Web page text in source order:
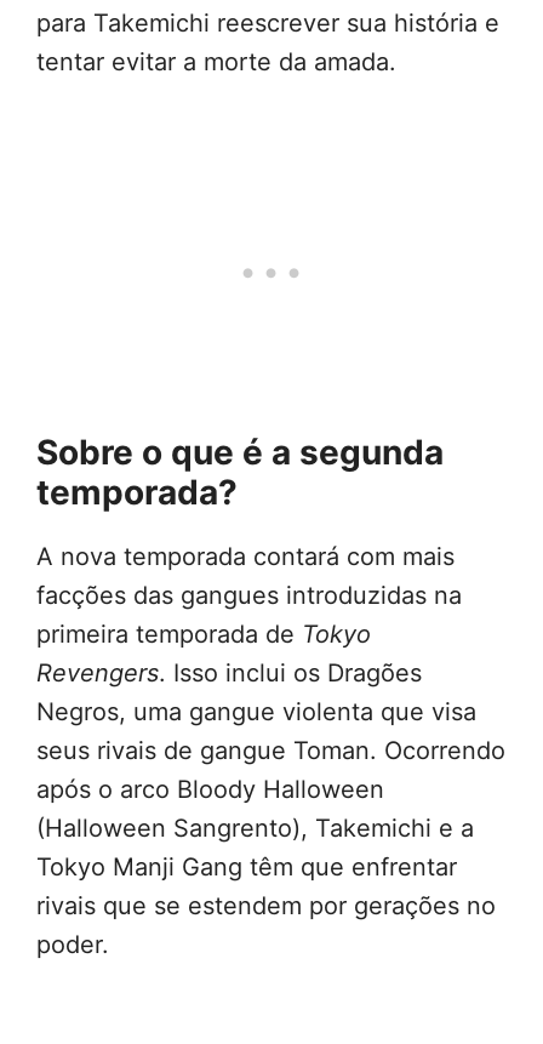
para Takemichi reescrever sua história e
tentar evitar a morte da amada.
Sobre o que é a segunda
temporada?
A nova temporada contará com mais
facções das gangues introduzidas na
primeira temporada de Tokyo
Revengers. Isso inclui os Dragões
Negros, uma gangue violenta que visa
seus rivais de gangue Toman. Ocorrendo
após o arco Bloody Halloween
(Halloween Sangrento), Takemichi e a
Tokyo Manji Gang têm que enfrentar
rivais que se estendem por gerações no
poder.